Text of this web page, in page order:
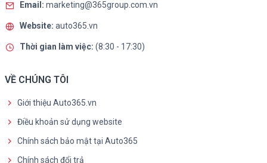
Email: marketing@365group.com.vn
Website: auto365.vn
Thời gian làm việc: (8:30 - 17:30)
VỀ CHÚNG TÔI
Giới thiệu Auto365.vn
Điều khoản sử dụng website
Chính sách bảo mật tại Auto365
Chính sách đổi trả